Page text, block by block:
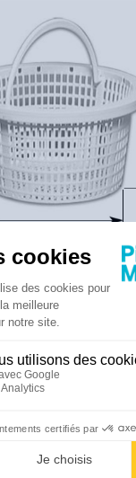
à 48h